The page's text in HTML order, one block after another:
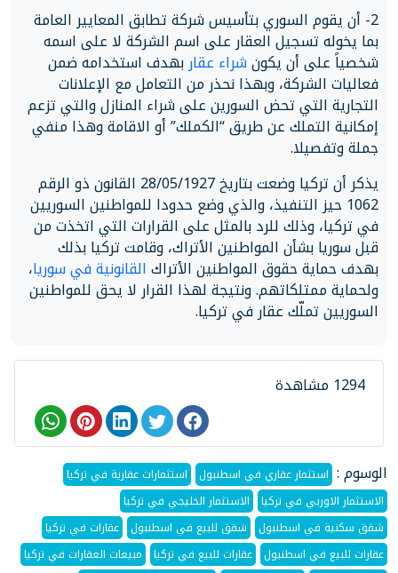
2- أن يقوم السوري بتأسيس شركة تطابق المعايير العامة
بما يخوله تسجيل العقار على اسم الشركة لا على اسمه
شخصياً على أن يكونشراء عقاربهدف استخدامه ضمن
فعاليات الشركة، وبهذا نحذر من التعامل مع الإعلانات
التجارية التي تحض السورين على شراء المنازل والتي تزعم
إمكانية التملك عن طريق “الكملك” أو الاقامة وهذا منفي
جملة وتفصيلا.
يذكر أن تركيا وضعت بتاريخ 28/05/1927 القانون ذو الرقم
1062 حيز التنفيذ، والذي وضع حدودا للمواطنين السوريين
في تركيا، وذلك للرد بالمثل على القرارات التي اتخذت من
قبل سوريا بشأن المواطنين الأتراك، وقامت تركيا بذلك
بهدف حماية حقوق المواطنين الأتراكالقانونية في سوريا،
ولحماية ممتلكاتهم. ونتيجة لهذا القرار لا يحق للمواطنين
السوريين تملّك عقار في تركيا.
1294 مشاهدة
الوسوم : استثمار عقاري في اسطنبول
استثمارات عقارية في تركيا
الاستثمار الاوربي في تركيا
الاستثمار الخليجي في تركيا
شقق سكنية في اسطنبول
شقق للبيع في اسطنبول
عقارات في تركيا
عقارات للبيع في اسطنبول
عقارات للبيع في تركيا
مبيعات العقارات في تركيا